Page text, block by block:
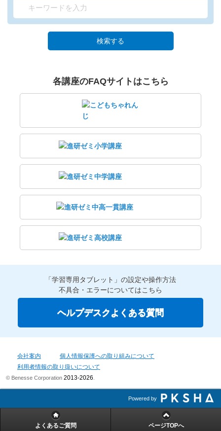
検索する
各講座のFAQサイトはこちら
「学習専用タブレット」の設定や操作方法
不具合・エラーについてはこちら
ヘルプデスクよくある質問
会社案内
個人情報保護への取り組みについて
利用者情報の取り扱いについて
© Benesse Corporation 2013-2026
Powered by